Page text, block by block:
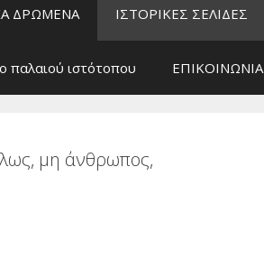
ΔΡΩΜΕΝΑ ΙΣΤΟΡΙΚΕΣ ΣΕΛΙΔΕΣ
παλαιού ιστότοπου ΕΠΙΚΟΙΝΩΝΙΑ
μη άνθρωπος,